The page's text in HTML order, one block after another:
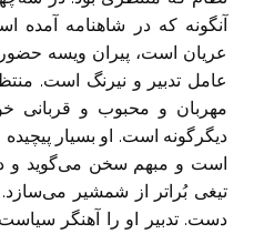
آنگونه که در شاهنامه
عریان است، پیران ویسه
عامل تدبیر و نیرنگ است.
مهربان و محبوب و قربانی
دیگرگونه است. او بسیار
است و مبهم سخن می‌گوید و
تیغی بُراتر از شمشیر
دست. تدبیر او را آهنگر